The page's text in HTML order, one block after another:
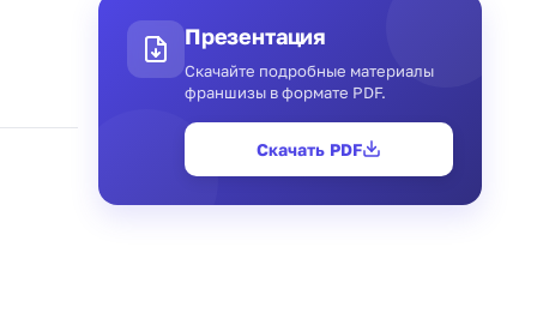
Презентация
Скачайте подробные материалы
франшизы в формате PDF.
Скачать PDF